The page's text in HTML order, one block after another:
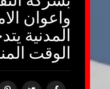
واعوان
المدنية
الوقت